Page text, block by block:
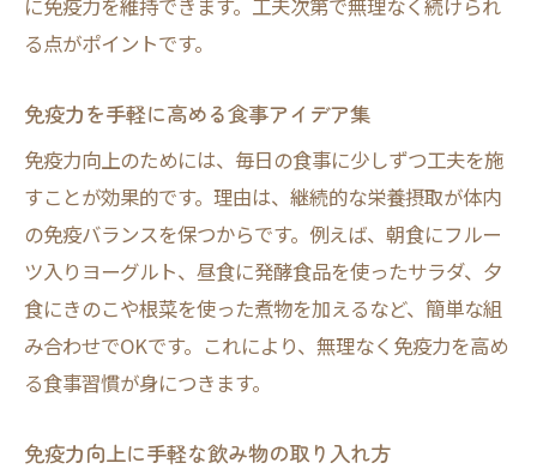
に免疫力を維持できます。工夫次第で無理なく続けられ
る点がポイントです。
免疫力を手軽に高める食事アイデア集
免疫力向上のためには、毎日の食事に少しずつ工夫を施
すことが効果的です。理由は、継続的な栄養摂取が体内
の免疫バランスを保つからです。例えば、朝食にフルー
ツ入りヨーグルト、昼食に発酵食品を使ったサラダ、夕
食にきのこや根菜を使った煮物を加えるなど、簡単な組
み合わせでOKです。これにより、無理なく免疫力を高め
る食事習慣が身につきます。
免疫力向上に手軽な飲み物の取り入れ方